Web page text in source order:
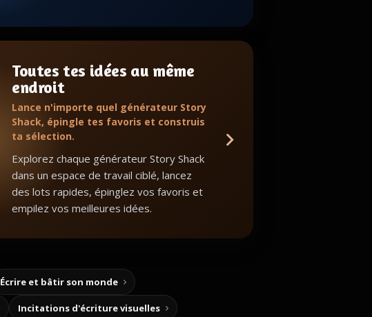
Toutes tes idées au même
endroit
Lance n'importe quel générateur Story
Shack, épingle tes favoris et construis
ta sélection.
Explorez chaque générateur Story Shack
dans un espace de travail ciblé, lancez
des lots rapides, épinglez vos favoris et
empilez vos meilleures idées.
Écrire et bâtir son monde
Incitations d'écriture visuelles